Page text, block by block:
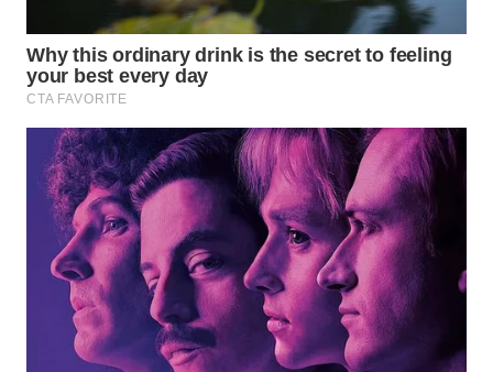
LABUHANBATU
WN
TAPANULI
WN DELI
SERDANG
WN
TEBING
TINGGI
WN